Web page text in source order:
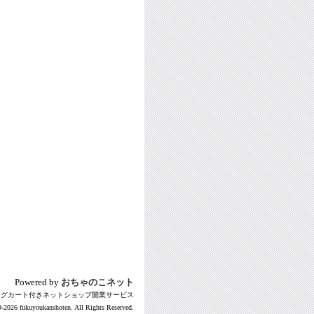
Powered by おちゃのこネット
カート付きネットショップ開業サービス
2026 fukuyoukanshoten. All Rights Reserved.